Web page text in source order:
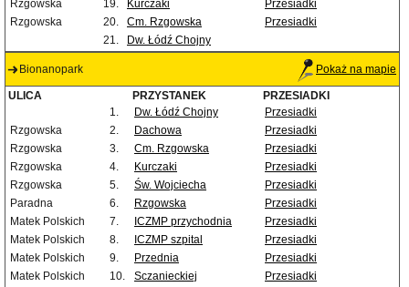
Rzgowska
19. Kurczaki
Przesiadki
Rzgowska
20. Cm. Rzgowska
Przesiadki
21.
Dw. Łódź Chojny
Bionanopark Pokaż na mapie
ULICA PRZYSTANEK
PRZESIADKI
1.
Dw. Łódź Chojny
Przesiadki
Rzgowska
2. Dachowa
Przesiadki
Rzgowska
3. Cm. Rzgowska
Przesiadki
Rzgowska
4. Kurczaki
Przesiadki
Rzgowska
5. Św. Wojciecha
Przesiadki
Paradna
6. Rzgowska
Przesiadki
Matek Polskich
7. ICZMP przychodnia
Przesiadki
Matek Polskich
8. ICZMP szpital
Przesiadki
Matek Polskich
9. Przednia
Przesiadki
Matek Polskich
10. Sczanieckiej Przesiadki